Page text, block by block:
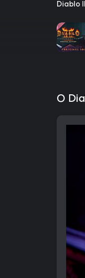
Diablo
O